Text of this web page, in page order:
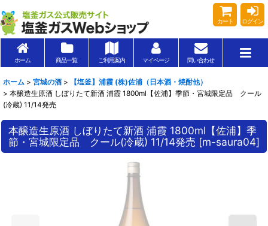
カート ログイン
ホーム 商品一覧 ご利用案内 マイページ 問い合わせ
ホーム > 宮城の酒 >
【塩釜】浦霞 (株)佐浦（日本酒・焼酎他）
> 本醸造生原酒 しぼりたて新酒 浦霞 1800ml【佐浦】季節・宮城限定品 クール
(冷蔵) 11/14発売
本醸造生原酒 しぼりたて新酒 浦霞 1800ml【佐浦】季
節・宮城限定品 クール(冷蔵) 11/14発売 [m-saura04]